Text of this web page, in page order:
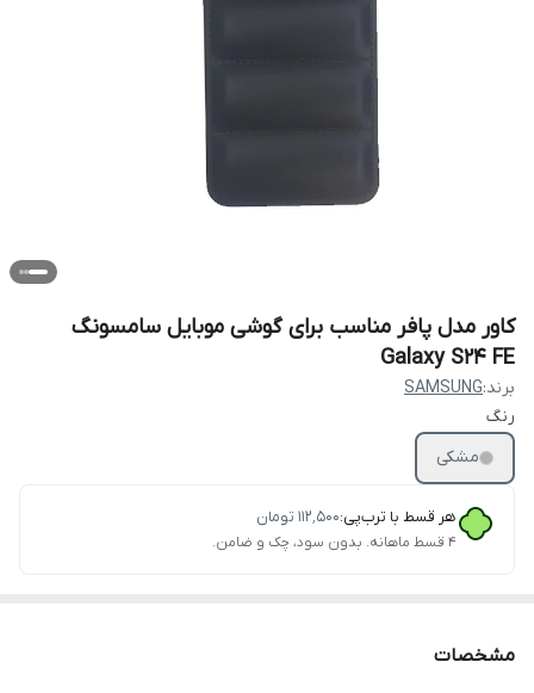
کاور مدل پافر مناسب برای گوشی موبایل سامسونگ
Galaxy S24 FE
برند:SAMSUNG
رنگ
مشکی
هر قسط با ترب‌پی:۱۱۲٬۵۰۰ تومان
۴ قسط ماهانه. بدون سود، چک و ضامن.
مشخصات